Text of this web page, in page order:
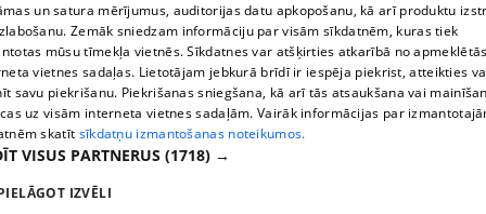
TV program
Contract rules
360 Ziņu kontakti
Helio Media
Vortal assistance service: e-mail -
un satura mērījumus, auditorijas datu apkopošanu, kā arī produktu
Zemāk sniedzam informāciju par visām sīkdatnēm, kuras tiek
mūsu tīmekļa vietnēs. Sīkdatnes var atšķirties atkarībā no
vietnes sadaļas. Lietotājam jebkurā brīdī ir iespēja piekrist, atteikties
savu piekrišanu. Piekrišanas sniegšana, kā arī tās atsaukšana vai
uz visām interneta vietnes sadaļām. Vairāk informācijas par
skatīt sīkdatņu izmantošanas noteikumos.
VISUS PARTNERUS (1718) →
IZVĒLI